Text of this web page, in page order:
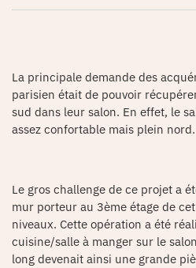
La principale demande des
parisien était de pouvoir
sud dans leur salon. En effet, le
assez confortable mais plein nord.
Le gros challenge de ce projet a
mur porteur au 3ème étage de
niveaux. Cette opération a été
cuisine/salle à manger sur le
long devenait ainsi une grande